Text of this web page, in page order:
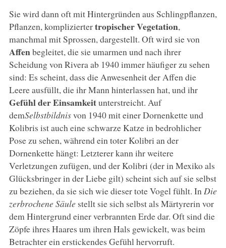
Sie wird dann oft mit Hintergründen aus Schlingpflanzen,
Pflanzen, kompliziertertropischer Vegetation,
manchmal mit Sprossen, dargestellt. Oft wird sie von
Affenbegleitet, die sie umarmen und nach ihrer
Scheidung von Rivera ab 1940 immer häufiger zu sehen
sind: Es scheint, dass die Anwesenheit der Affen die
Leere ausfüllt, die ihr Mann hinterlassen hat, und ihr
Gefühl der Einsamkeitunterstreicht. Auf
demSelbstbildnisvon 1940 mit einer Dornenkette und
Kolibris ist auch eine schwarze Katze in bedrohlicher
Pose zu sehen, während ein toter Kolibri an der
Dornenkette hängt: Letzterer kann ihr weitere
Verletzungen zufügen, und der Kolibri (der in Mexiko als
Glücksbringer in der Liebe gilt) scheint sich auf sie selbst
zu beziehen, da sie sich wie dieser tote Vogel fühlt. In Die
zerbrochene Säule stellt sie sich selbst als Märtyrerin vor
dem Hintergrund einer verbrannten Erde dar. Oft sind die
Zöpfe ihres Haares um ihren Hals gewickelt, was beim
Betrachter ein erstickendes Gefühl hervorruft.